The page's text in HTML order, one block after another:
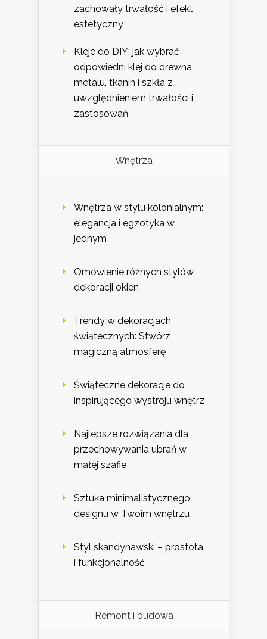
zachowały trwałość i efekt
estetyczny
Kleje do DIY: jak wybrać
odpowiedni klej do drewna,
metalu, tkanin i szkła z
uwzględnieniem trwałości i
zastosowań
Wnętrza
Wnętrza w stylu kolonialnym:
elegancja i egzotyka w
jednym
Omówienie różnych stylów
dekoracji okien
Trendy w dekoracjach
świątecznych: Stwórz
magiczną atmosferę
Świąteczne dekoracje do
inspirującego wystroju wnętrz
Najlepsze rozwiązania dla
przechowywania ubrań w
małej szafie
Sztuka minimalistycznego
designu w Twoim wnętrzu
Styl skandynawski – prostota
i funkcjonalność
Remont i budowa